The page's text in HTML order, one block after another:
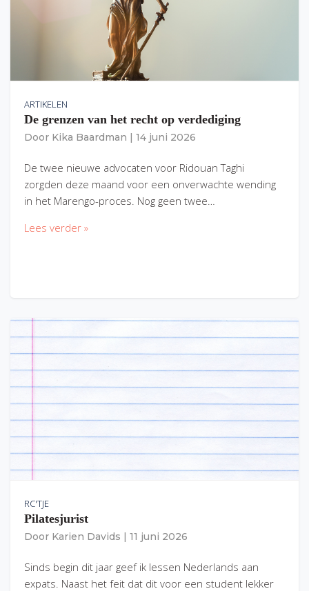
ARTIKELEN
De grenzen van het recht op verdediging
Door Kika Baardman 14 juni 2026
De twee nieuwe advocaten voor Ridouan Taghi
zorgden deze maand voor een onverwachte wending
in het Marengo-proces. Nog geen twee…
Lees verder »
RC'TJE
Pilatesjurist
Door Karien Davids 11 juni 2026
Sinds begin dit jaar geef ik lessen Nederlands aan
expats. Naast het feit dat dit voor een student lekker